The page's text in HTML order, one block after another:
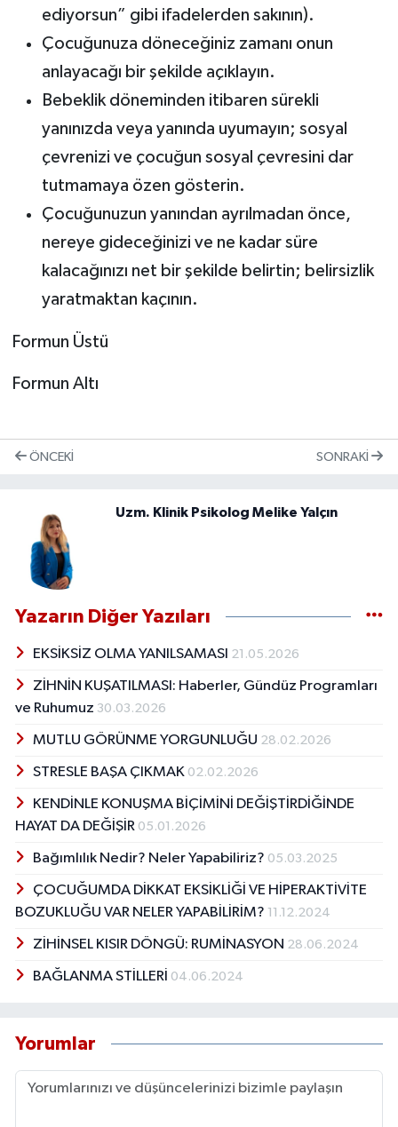
ediyorsun” gibi ifadelerden sakının).
Çocuğunuza döneceğiniz zamanı onun
anlayacağı bir şekilde açıklayın.
Bebeklik döneminden itibaren sürekli
yanınızda veya yanında uyumayın; sosyal
çevrenizi ve çocuğun sosyal çevresini dar
tutmamaya özen gösterin.
Çocuğunuzun yanından ayrılmadan önce,
nereye gideceğinizi ve ne kadar süre
kalacağınızı net bir şekilde belirtin; belirsizlik
yaratmaktan kaçının.
Formun Üstü
Formun Altı
ÖNCEKI SONRAKI
Uzm. Klinik Psikolog Melike Yalçın
Yazarın Diğer Yazıları
EKSİKSİZ OLMA YANILSAMASI 21.05.2026
ZİHNİN KUŞATILMASI: Haberler, Gündüz Programları
ve Ruhumuz 30.03.2026
MUTLU GÖRÜNME YORGUNLUĞU 28.02.2026
STRESLE BAŞA ÇIKMAK 02.02.2026
KENDİNLE KONUŞMA BİÇİMİNİ DEĞİŞTİRDİĞİNDE
HAYAT DA DEĞİŞİR 05.01.2026
Bağımlılık Nedir? Neler Yapabiliriz? 05.03.2025
ÇOCUĞUMDA DİKKAT EKSİKLİĞİ VE HİPERAKTİVİTE
BOZUKLUĞU VAR NELER YAPABİLİRİM? 11.12.2024
ZİHİNSEL KISIR DÖNGÜ: RUMİNASYON 28.06.2024
BAĞLANMA STİLLERİ 04.06.2024
Yorumlar